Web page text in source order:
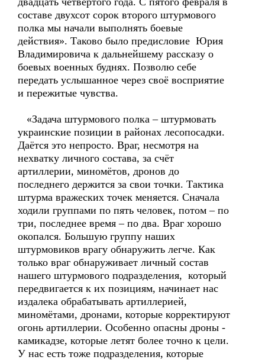
составе двухсот сорок второго штурмового
полка мы начали выполнять боевые
действия». Таково было предисловие Юрия
Владимировича к дальнейшему рассказу о
боевых военных буднях. Позволю себе
передать услышанное через своё восприятие
и пережитые чувства.
«Задача штурмового полка – штурмовать
украинские позиции в районах лесопосадки.
Даётся это непросто. Враг, несмотря на
нехватку личного состава, за счёт
артиллерии, миномётов, дронов до
последнего держится за свои точки. Тактика
штурма вражеских точек меняется. Сначала
ходили группами по пять человек, потом – по
три, последнее время – по два. Враг хорошо
окопался. Большую группу наших
штурмовиков врагу обнаружить легче. Как
только враг обнаруживает личный состав
нашего штурмового подразделения, который
передвигается к их позициям, начинает нас
издалека обрабатывать артиллерией,
миномётами, дронами, которые корректируют
огонь артиллерии. Особенно опасны дроны -
камикадзе, которые летят более точно к цели.
У нас есть тоже подразделения, которые